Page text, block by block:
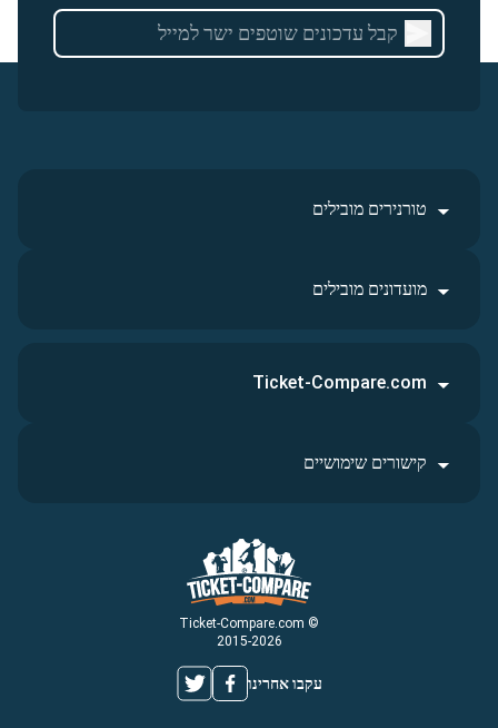
טורנירים מובילים
מועדונים מובילים
© Ticket-Compare.com
2015-2026
עקבו אחרינו
Ticket-Compare.com
קישורים שימושיים